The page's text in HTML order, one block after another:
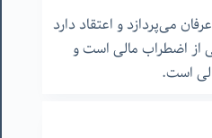
می‌پردازد و اعتقاد دارد
از اضطراب مالی است و
است.